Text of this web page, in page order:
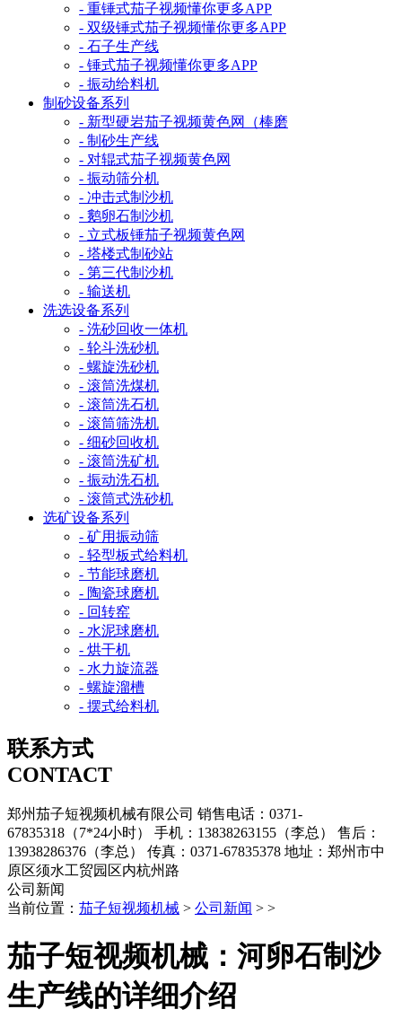
- 重锤式茄子视频懂你更多APP
- 双级锤式茄子视频懂你更多APP
- 石子生产线
- 锤式茄子视频懂你更多APP
- 振动给料机
制砂设备系列
- 新型硬岩茄子视频黄色网（棒磨
- 制砂生产线
- 对辊式茄子视频黄色网
- 振动筛分机
- 冲击式制沙机
- 鹅卵石制沙机
- 立式板锤茄子视频黄色网
- 塔楼式制砂站
- 第三代制沙机
- 输送机
洗选设备系列
- 洗砂回收一体机
- 轮斗洗砂机
- 螺旋洗砂机
- 滚筒洗煤机
- 滚筒洗石机
- 滚筒筛洗机
- 细砂回收机
- 滚筒洗矿机
- 振动洗石机
- 滚筒式洗砂机
选矿设备系列
- 矿用振动筛
- 轻型板式给料机
- 节能球磨机
- 陶瓷球磨机
- 回转窑
- 水泥球磨机
- 烘干机
- 水力旋流器
- 螺旋溜槽
- 摆式给料机
联系方式
CONTACT
郑州茄子短视频机械有限公司 销售电话：0371-
67835318（7*24小时）
手机：13838263155（李总）
售后：
13938286376（李总）
传真：0371-67835378 地址：郑州市中
原区须水工贸园区内杭州路
公司新闻
当前位置： 茄子短视频机械 > 公司新闻 > >
茄子短视频机械：河卵石制沙
生产线的详细介绍